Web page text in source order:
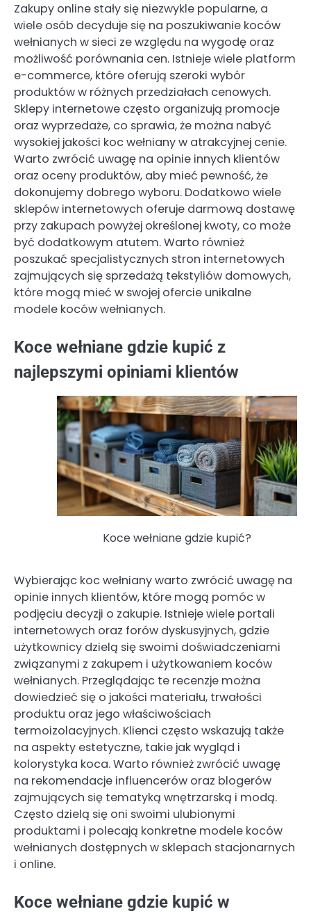
Zakupy online stały się niezwykle popularne, a
wiele osób decyduje się na poszukiwanie koców
wełnianych w sieci ze względu na wygodę oraz
możliwość porównania cen. Istnieje wiele platform
e-commerce, które oferują szeroki wybór
produktów w różnych przedziałach cenowych.
Sklepy internetowe często organizują promocje
oraz wyprzedaże, co sprawia, że można nabyć
wysokiej jakości koc wełniany w atrakcyjnej cenie.
Warto zwrócić uwagę na opinie innych klientów
oraz oceny produktów, aby mieć pewność, że
dokonujemy dobrego wyboru. Dodatkowo wiele
sklepów internetowych oferuje darmową dostawę
przy zakupach powyżej określonej kwoty, co może
być dodatkowym atutem. Warto również
poszukać specjalistycznych stron internetowych
zajmujących się sprzedażą tekstyliów domowych,
które mogą mieć w swojej ofercie unikalne
modele koców wełnianych.
Koce wełniane gdzie kupić z
najlepszymi opiniami klientów
Koce wełniane gdzie kupić?
Wybierając koc wełniany warto zwrócić uwagę na
opinie innych klientów, które mogą pomóc w
podjęciu decyzji o zakupie. Istnieje wiele portali
internetowych oraz forów dyskusyjnych, gdzie
użytkownicy dzielą się swoimi doświadczeniami
związanymi z zakupem i użytkowaniem koców
wełnianych. Przeglądając te recenzje można
dowiedzieć się o jakości materiału, trwałości
produktu oraz jego właściwościach
termoizolacyjnych. Klienci często wskazują także
na aspekty estetyczne, takie jak wygląd i
kolorystyka koca. Warto również zwrócić uwagę
na rekomendacje influencerów oraz blogerów
zajmujących się tematyką wnętrzarską i modą.
Często dzielą się oni swoimi ulubionymi
produktami i polecają konkretne modele koców
wełnianych dostępnych w sklepach stacjonarnych
i online.
Koce wełniane gdzie kupić w